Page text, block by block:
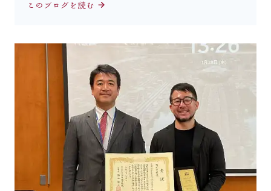
このブログを読む